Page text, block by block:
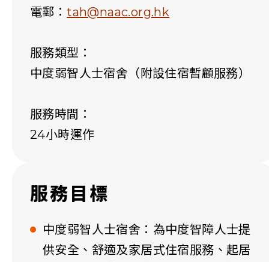
電郵：tah@naac.org.hk
服務類型：
中度弱智人士宿舍（附設住宿暫顧服務）
服務時間：
24小時運作
服務目標
中度弱智人士宿舍：為中度智障人士提
供安全、舒適及家居式住宿服務、起居